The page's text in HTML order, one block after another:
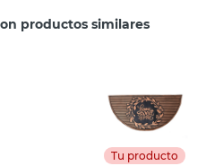
productos similares
Tu producto